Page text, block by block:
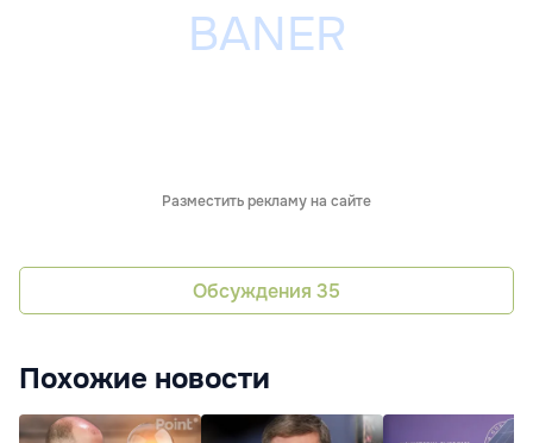
Разместить рекламу на сайте
Обсуждения 35
Похожие новости